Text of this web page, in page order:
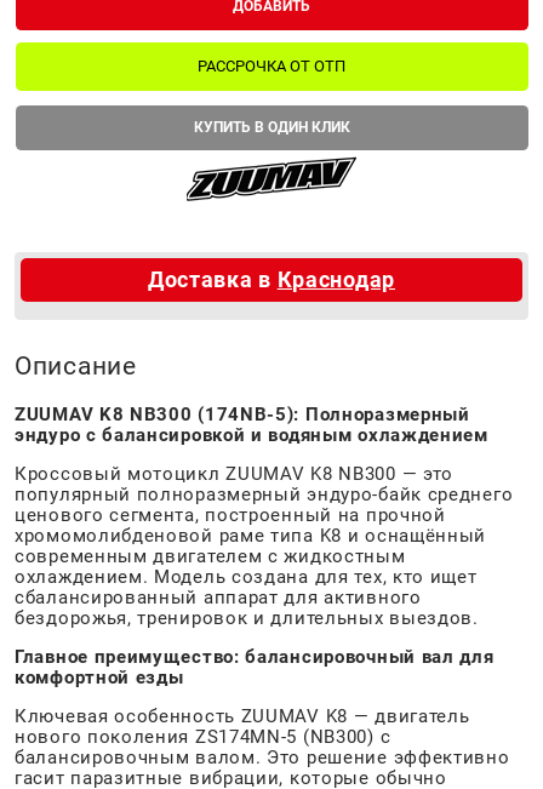
ДОБАВИТЬ
РАССРОЧКА ОТ ОТП
КУПИТЬ В ОДИН КЛИК
Доставка в Краснодар
Описание
ZUUMAV K8 NB300 (174NB-5): Полноразмерный
эндуро с балансировкой и водяным охлаждением
Кроссовый мотоцикл ZUUMAV K8 NB300 — это
популярный полноразмерный эндуро-байк среднего
ценового сегмента, построенный на прочной
хромомолибденовой раме типа K8 и оснащённый
современным двигателем с жидкостным
охлаждением. Модель создана для тех, кто ищет
сбалансированный аппарат для активного
бездорожья, тренировок и длительных выездов.
Главное преимущество: балансировочный вал для
комфортной езды
Ключевая особенность ZUUMAV K8 — двигатель
нового поколения ZS174MN-5 (NB300) с
балансировочным валом. Это решение эффективно
гасит паразитные вибрации, которые обычно